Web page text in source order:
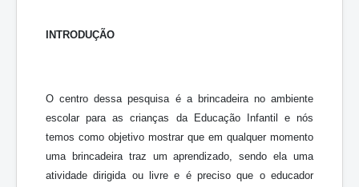
INTRODUÇÃO
O centro dessa pesquisa é a brincadeira no ambiente
escolar para as crianças da Educação Infantil e nós
temos como objetivo mostrar que em qualquer momento
uma brincadeira traz um aprendizado, sendo ela uma
atividade dirigida ou livre e é preciso que o educador